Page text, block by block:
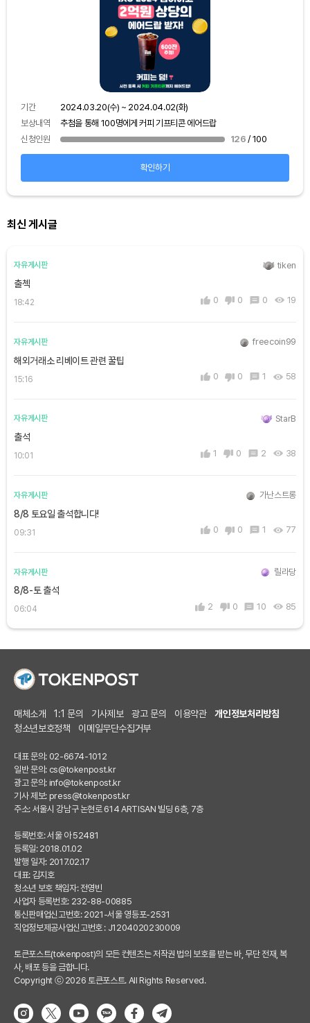
기간
2024.03.20(수) ~ 2024.04.02(화)
보상내역
추첨을 통해 100명에게 커피 기프티콘 에어드랍
신청인원
126 / 100
확인하기
최신 게시글
자유게시판 tiken
출첵
18:42 0 0 0 19
자유게시판 freecoin99
해외거래소 리베이트 관련 꿀팁
15:16 0 0 1 58
자유게시판 StarB
출석
10:01 1 0 2 38
자유게시판 가난스트롱
8/8 토요일 출석합니다!
09:31 0 0 1 77
자유게시판 릴라당
8/8-토 출석
06:04 2 0 10 85
매체소개 1:1 문의 기사제보 광고 문의 이용약관
개인정보처리방침
청소년보호정책
이메일무단수집거부
대표 문의: 02-6674-1012
일반 문의: cs@tokenpost.kr
광고 문의: info@tokenpost.kr
기사 제보: press@tokenpost.kr
주소: 서울시 강남구 논현로 614 ARTISAN 빌딩 6층, 7층
등록번호: 서울 아 52481
등록일: 2018.01.02
발행 일자: 2017.02.17
대표: 김지호
청소년 보호 책임자: 전영빈
사업자 등록번호: 232-88-00885
통신판매업신고번호: 2021-서울 영등포-2531
직업정보제공사업신고번호 : J1204020230009
토큰포스트(tokenpost)의 모든 컨텐츠는 저작권 법의 보호를 받는 바, 무단 전재, 복
사, 배포 등을 금합니다.
Copyright ⓒ 2026 토큰포스트. All Rights Reserved.